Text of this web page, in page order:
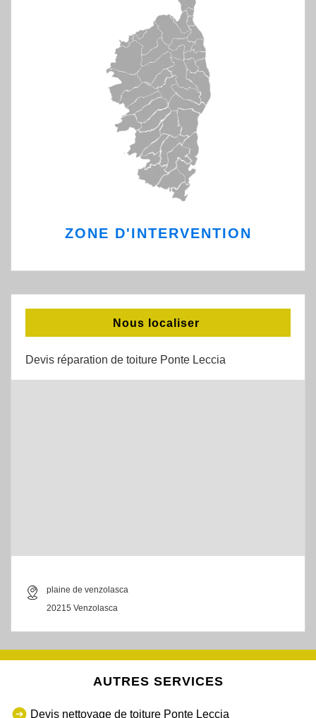
ZONE D'INTERVENTION
Nous localiser
Devis réparation de toiture Ponte Leccia
plaine de venzolasca
20215 Venzolasca
AUTRES SERVICES
Devis nettoyage de toiture Ponte Leccia